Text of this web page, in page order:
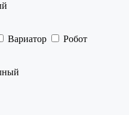
Вариатор
Робот